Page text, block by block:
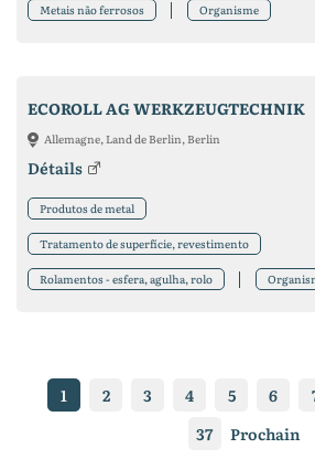
Metais não ferrosos Organisme
ECOROLL AG WERKZEUGTECHNIK
Allemagne, Land de Berlin, Berlin
Détails
Produtos de metal
Tratamento de superfície, revestimento
Rolamentos - esfera, agulha, rolo
1 2 3 4 5 6
37
Prochain